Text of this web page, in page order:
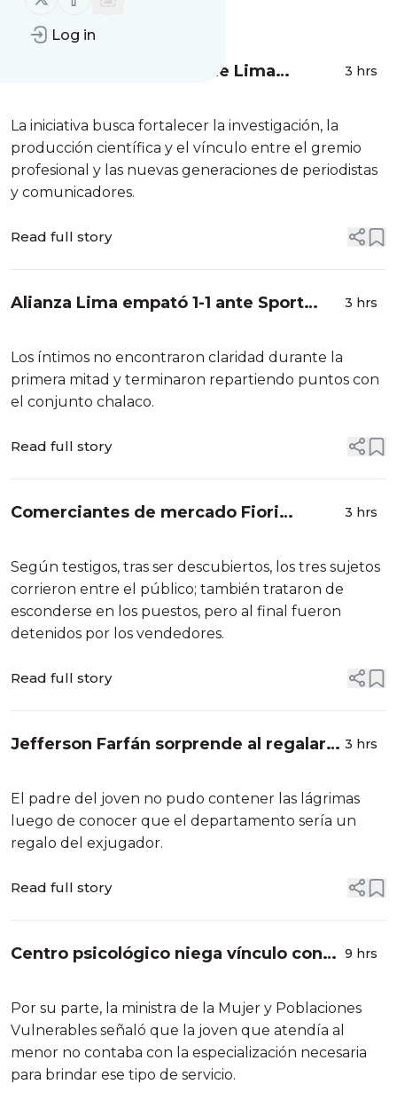
Log in
Message
Colegio de Periodistas de Lima
lanza I Concurso de Tesis Universitarias
3 hrs
La iniciativa busca fortalecer la investigación, la
producción científica y el vínculo entre el gremio
profesional y las nuevas generaciones de periodistas
y comunicadores.
Read full story
Alianza Lima empató 1-1 ante Sport
3 hrs
Los íntimos no encontraron claridad durante la
primera mitad y terminaron repartiendo puntos con
el conjunto chalaco.
Read full story
Comerciantes de mercado Fiori
los rescató y trasladó a la comisaría
3 hrs
Según testigos, tras ser descubiertos, los tres sujetos
corrieron entre el público; también trataron de
esconderse en los puestos, pero al final fueron
detenidos por los vendedores.
Read full story
Jefferson Farfán sorprende al regalar
el fútbol
3 hrs
El padre del joven no pudo contener las lágrimas
luego de conocer que el departamento sería un
regalo del exjugador.
Read full story
Centro psicológico niega vínculo con
menor con autismo
9 hrs
Por su parte, la ministra de la Mujer y Poblaciones
Vulnerables señaló que la joven que atendía al
menor no contaba con la especialización necesaria
para brindar ese tipo de servicio.